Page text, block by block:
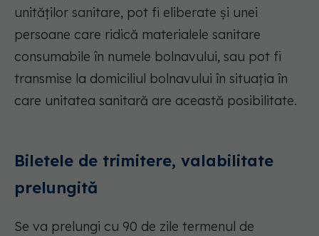
unităților sanitare, pot fi eliberate și unei
persoane care ridică materialele sanitare
consumabile în numele bolnavului, sau pot fi
transmise la domiciliul bolnavului în situația în
care unitatea sanitară are această posibilitate.
Biletele de trimitere, valabilitate
prelungită
Se va prelungi cu 90 de zile termenul de